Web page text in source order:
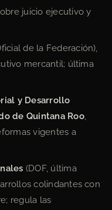
juicio ejecutivo y
de la Federación),
mercantil; última
y Desarrollo
de Quintana Roo,
vigentes a
(DOF, última
colindantes con
regula las